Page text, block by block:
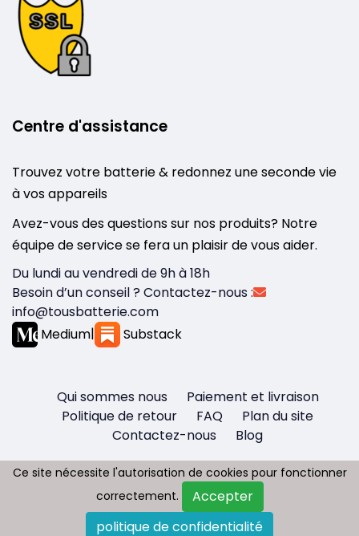
Centre d'assistance
Trouvez votre batterie & redonnez une seconde vie
à vos appareils
Avez-vous des questions sur nos produits? Notre
équipe de service se fera un plaisir de vous aider.
Du lundi au vendredi de 9h à 18h
Besoin d’un conseil ? Contactez-nous :
info@tousbatterie.com
Medium| Substack
Qui sommes nous
Paiement et livraison
Politique de retour
FAQ
Plan du site
Contactez-nous
Blog
Copyright © 2026 - Tous droit réservés
Tousbatterie.com
Ce site nécessite l'autorisation de cookies pour fonctionner
correctement.
Accepter
politique de confidentialité
Ce site nécessite l'autorisation de cookies pour fonctionner
correctement.
Accepter
politique de confidentialité